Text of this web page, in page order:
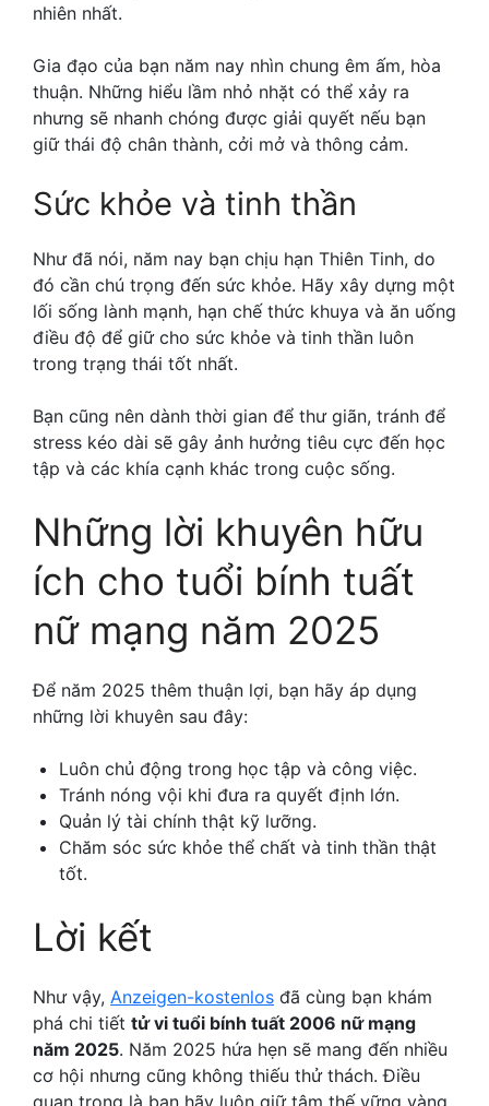
nhiên nhất.
Gia đạo của bạn năm nay nhìn chung êm ấm, hòa
thuận. Những hiểu lầm nhỏ nhặt có thể xảy ra
nhưng sẽ nhanh chóng được giải quyết nếu bạn
giữ thái độ chân thành, cởi mở và thông cảm.
Sức khỏe và tinh thần
Như đã nói, năm nay bạn chịu hạn Thiên Tinh, do
đó cần chú trọng đến sức khỏe. Hãy xây dựng một
lối sống lành mạnh, hạn chế thức khuya và ăn uống
điều độ để giữ cho sức khỏe và tinh thần luôn
trong trạng thái tốt nhất.
Bạn cũng nên dành thời gian để thư giãn, tránh để
stress kéo dài sẽ gây ảnh hưởng tiêu cực đến học
tập và các khía cạnh khác trong cuộc sống.
Những lời khuyên hữu
ích cho tuổi bính tuất
nữ mạng năm 2025
Để năm 2025 thêm thuận lợi, bạn hãy áp dụng
những lời khuyên sau đây:
Luôn chủ động trong học tập và công việc.
Tránh nóng vội khi đưa ra quyết định lớn.
Quản lý tài chính thật kỹ lưỡng.
Chăm sóc sức khỏe thể chất và tinh thần thật
tốt.
Lời kết
Như vậy, Anzeigen-kostenlos đã cùng bạn khám
phá chi tiết tử vi tuổi bính tuất 2006 nữ mạng
năm 2025. Năm 2025 hứa hẹn sẽ mang đến nhiều
cơ hội nhưng cũng không thiếu thử thách. Điều
quan trọng là bạn hãy luôn giữ tâm thế vững vàng,